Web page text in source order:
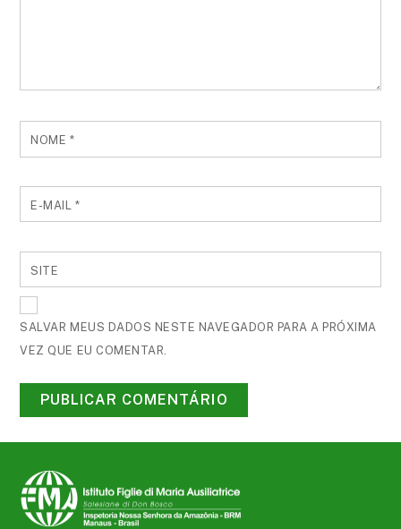
NOME *
E-MAIL *
SITE
SALVAR MEUS DADOS NESTE NAVEGADOR PARA A PRÓXIMA
VEZ QUE EU COMENTAR.